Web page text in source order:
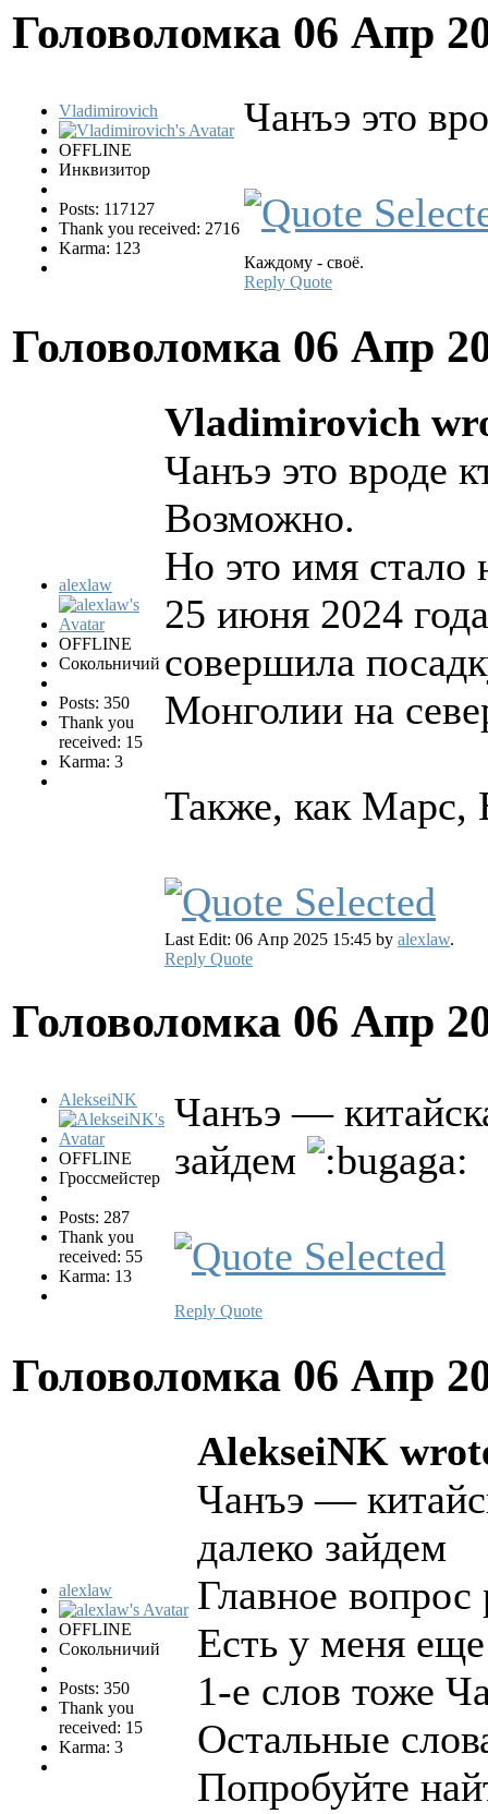
Головоломка 06 Апр
Vladimirovich
OFFLINE
Инквизитор
Posts: 117127
Thank you received: 2716
Karma: 123
Чанъэ это
Каждому - своё.
Reply Quote
Головоломка 06 Апр
alexlaw
OFFLINE
Сокольничий
Posts: 350
Thank you
received: 15
Karma: 3
Vladimirovich
Чанъэ это вроде
Возможно.
Но это имя стало
25 июня 2024
совершила
Монголии на
Также, как Марс,
Last Edit: 06 Апр 2025 15:45 by alexlaw.
Reply Quote
Головоломка 06 Апр
AlekseiNK
OFFLINE
Гроссмейстер
Posts: 287
Thank you
received: 55
Karma: 13
Чанъэ —
зайдем
Reply Quote
Головоломка 06 Апр
alexlaw
OFFLINE
Сокольничий
Posts: 350
Thank you
received: 15
Karma: 3
AlekseiNK
Чанъэ —
далеко зайдем
Главное
Есть у меня
1-е слов тоже
Остальные
Попробуйте